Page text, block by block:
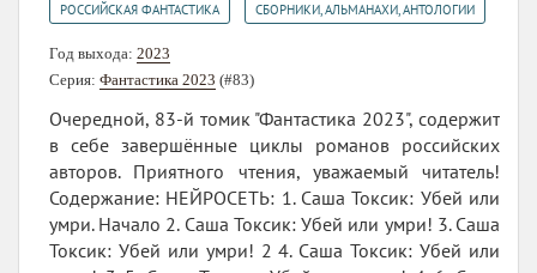
РОССИЙСКАЯ ФАНТАСТИКА СБОРНИКИ, АЛЬМАНАХИ, АНТОЛОГИИ
Год выхода: 2023
Серия: Фантастика 2023 (#83)
Очередной, 83-й томик "Фантастика 2023", содержит
в себе завершённые циклы романов российских
авторов. Приятного чтения, уважаемый читатель!
Содержание: НЕЙРОСЕТЬ: 1. Саша Токсик: Убей или
умри. Начало 2. Саша Токсик: Убей или умри! 3. Саша
Токсик: Убей или умри! 2 4. Саша Токсик: Убей или